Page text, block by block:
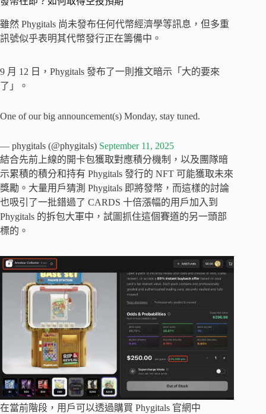
雖然 Phygitals 尚未發布任何代幣經濟學等訊息，但多重
訊號似乎表明其代幣發行正在籌備中。
9 月 12 日，Phygitals 發布了一則推文暗示「大的要來
了」。
One of our big announcement(s) Monday, stay tuned.
— phygitals (@phygitals) September 11, 2025
結合先前上線的開卡包獲取對應積分機制，以及團隊暗
示累積的積分和持有 Phygitals 發行的 NFT 可能獲取未來
獎勵。大量用戶猜測 Phygitals 即將發幣，而這樣的討論
也吸引了一批錯過了 CARDS 十倍漲幅的用戶加入到
Phygitals 的拆包大軍中，試圖抓住這個賽道的另一頭部
標的。
在當前階段，用戶可以透過購買 Phygitals 官網中